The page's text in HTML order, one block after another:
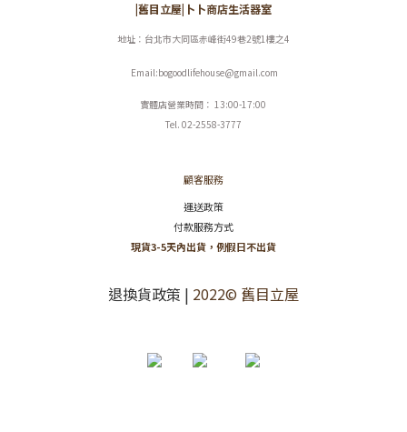
|舊目立屋|卜卜商店生活器室
地址：台北市大同區赤峰街49巷2號1樓之4
Email:bogoodlifehouse@gmail.com
實體店營業時間： 13:00-17:00
Tel. 02-2558-3777
顧客服務
運送政策
付款服務方式
現貨3-5天內出貨，例假日不出貨
退換貨政策 | 2022© 舊目立屋